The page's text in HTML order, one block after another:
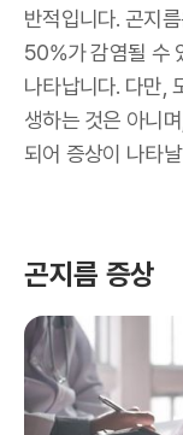
반적입니다. 곤지
50%가 감염될 수
나타납니다. 다만,
생하는 것은 아니며
되어 증상이 나타
곤지름 증상